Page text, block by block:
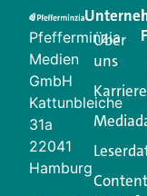
Creator für Ihre
Ihren
Login.
Jetzt
Pfefferminzia
Medien
GmbH
Kattunbleiche
31a
22041
Hamburg
Über
uns
Karriere
Content